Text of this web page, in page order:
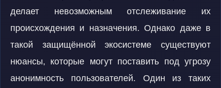
делает невозможным отслеживание их
происхождения и назначения. Однако даже в
такой защищённой экосистеме существуют
нюансы, которые могут поставить под угрозу
анонимность пользователей. Один из таких